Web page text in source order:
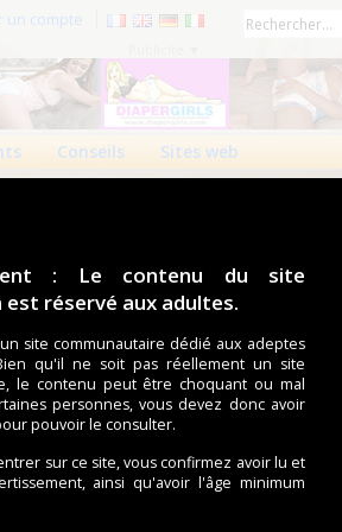
: Le contenu du site
est réservé aux adultes.
site communautaire dédié aux adeptes
qu'il ne soit pas réellement un site
le contenu peut être choquant ou mal
personnes, vous devez donc avoir
pouvoir le consulter.
sur ce site, vous confirmez avoir lu et
ainsi qu'avoir l'âge minimum
un compte
Conseils Sites web